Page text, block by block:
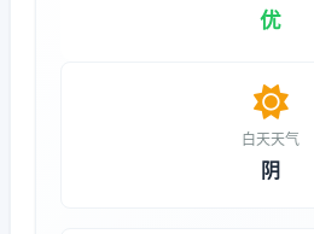
优
白天天气
阴